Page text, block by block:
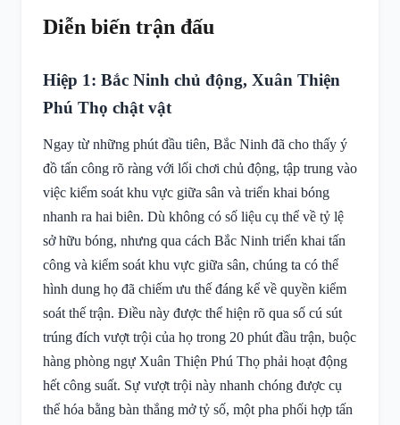
Diễn biến trận đấu
Hiệp 1: Bắc Ninh chủ động, Xuân Thiện
Phú Thọ chật vật
Ngay từ những phút đầu tiên, Bắc Ninh đã cho thấy ý
đồ tấn công rõ ràng với lối chơi chủ động, tập trung vào
việc kiểm soát khu vực giữa sân và triển khai bóng
nhanh ra hai biên. Dù không có số liệu cụ thể về tỷ lệ
sở hữu bóng, nhưng qua cách Bắc Ninh triển khai tấn
công và kiểm soát khu vực giữa sân, chúng ta có thể
hình dung họ đã chiếm ưu thế đáng kể về quyền kiểm
soát thế trận. Điều này được thể hiện rõ qua số cú sút
trúng đích vượt trội của họ trong 20 phút đầu trận, buộc
hàng phòng ngự Xuân Thiện Phú Thọ phải hoạt động
hết công suất. Sự vượt trội này nhanh chóng được cụ
thể hóa bằng bàn thắng mở tỷ số, một pha phối hợp tấn